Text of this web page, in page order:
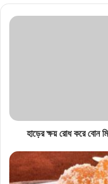
হাড়ের ক্ষয় রোধ করে বোন